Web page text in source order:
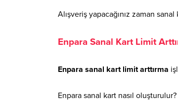
Alışveriş yapacağınız zaman
Enpara Sanal Kart Limit
Enpara sanal kart limit arttırma
Enpara sanal kart nasıl